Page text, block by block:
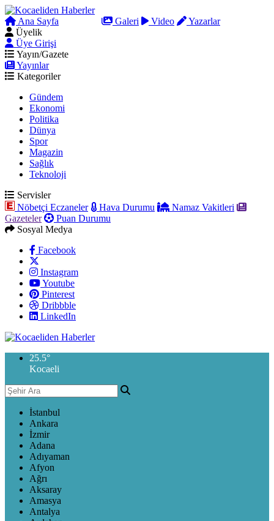
Ana Sayfa Galeri Video
Yazarlar
Üyelik
Üye Girişi
Yayın/Gazete
Yayınlar
Kategoriler
Gündem
Ekonomi
Politika
Dünya
Spor
Magazin
Sağlık
Teknoloji
Servisler
Nöbetçi Eczaneler
Hava Durumu
Namaz Vakitleri
Gazeteler
Puan Durumu
Sosyal Medya
Facebook
Instagram
Youtube
Pinterest
Dribbble
LinkedIn
25.5°
Kocaeli
İstanbul
Ankara
İzmir
Adana
Adıyaman
Afyon
Ağrı
Aksaray
Amasya
Antalya